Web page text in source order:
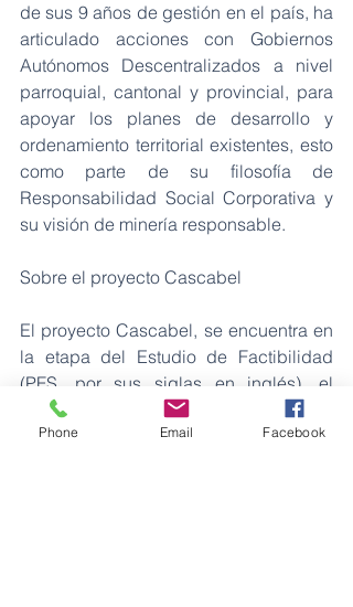
de sus 9 años de gestión en el país, ha
articulado acciones con Gobiernos
Autónomos Descentralizados a nivel
parroquial, cantonal y provincial, para
apoyar los planes de desarrollo y
ordenamiento territorial existentes, esto
como parte de su filosofía de
Responsabilidad Social Corporativa y
su visión de minería responsable.
Sobre el proyecto Cascabel
El proyecto Cascabel, se encuentra en
la etapa del Estudio de Factibilidad
(PFS, por sus siglas en inglés), el
mismo que se prevé esté listo a hasta
finales de 2021; sin embargo, SolGold
Phone Email Facebook